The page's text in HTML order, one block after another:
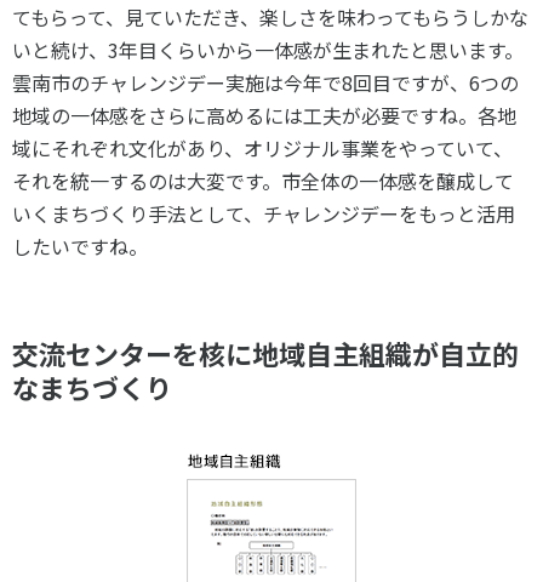
てもらって、見ていただき、楽しさを味わってもらうしかな
いと続け、3年目くらいから一体感が生まれたと思います。
雲南市のチャレンジデー実施は今年で8回目ですが、6つの
地域の一体感をさらに高めるには工夫が必要ですね。各地
域にそれぞれ文化があり、オリジナル事業をやっていて、
それを統一するのは大変です。市全体の一体感を醸成して
いくまちづくり手法として、チャレンジデーをもっと活用
したいですね。
交流センターを核に地域自主組織が自立的
なまちづくり